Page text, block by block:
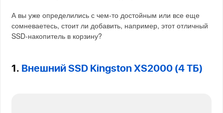
А вы уже определились с чем-то достойным или все еще
сомневаетесь, стоит ли добавить, например, этот отличный
SSD-накопитель в корзину?
1. Внешний SSD Kingston XS2000 (4 ТБ)